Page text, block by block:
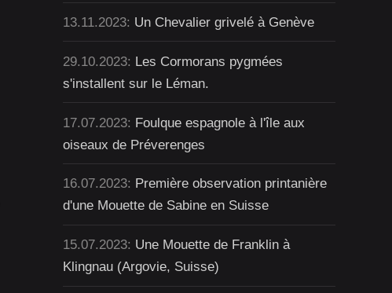
13.11.2023: Un Chevalier grivelé à Genève
29.10.2023: Les Cormorans pygmées
s'installent sur le Léman.
17.07.2023: Foulque espagnole à l'île aux
oiseaux de Préverenges
16.07.2023: Première observation printanière
d'une Mouette de Sabine en Suisse
15.07.2023: Une Mouette de Franklin à
Klingnau (Argovie, Suisse)